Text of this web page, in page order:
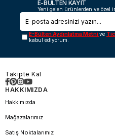
E-BÜLTEN KAYIT
Yeni gelen ürünlerden ve özel
E-Bülten Aydınlatma Metnive
kabul ediyorum.
Takipte Kal
HAKKIMIZDA
Hakkımızda
Mağazalarımız
Satış Noktalarımız